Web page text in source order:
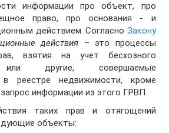
информации про объект, про
право, про основания - и
действием. Согласно Закону
действия – это процессы
взятия на учет бесхозного
или другие, совершаемые
в реестре недвижимости, кроме
информации из этого ГРВП.
таких прав и отягощений
объекты: